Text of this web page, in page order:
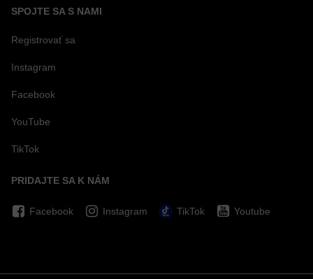
SPOJTE SA S NAMI
Registrovať sa
Instagram
Facebook
YouTube
TikTok
PRIDAJTE SA K NÁM
Facebook Instagram TikTok Youtube